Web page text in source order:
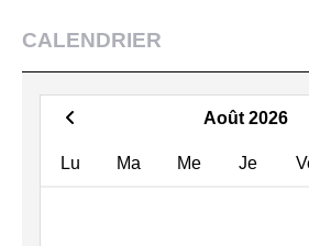
CALENDRIER
Août 2026
Lu Ma Me Je